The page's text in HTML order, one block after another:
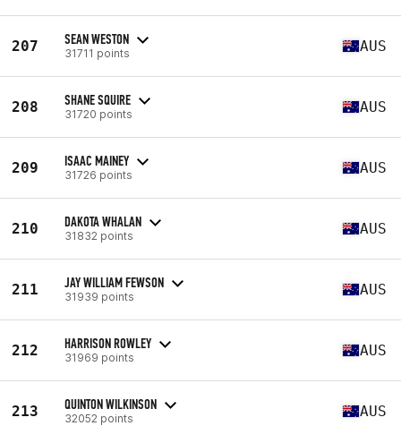
207 SEAN WESTON
31711 points AUS
208 SHANE SQUIRE
31720 points AUS
209 ISAAC MAINEY
31726 points AUS
210 DAKOTA WHALAN
31832 points AUS
211 JAY WILLIAM FEWSON
31939 points AUS
212 HARRISON ROWLEY
31969 points AUS
213 QUINTON WILKINSON
32052 points AUS